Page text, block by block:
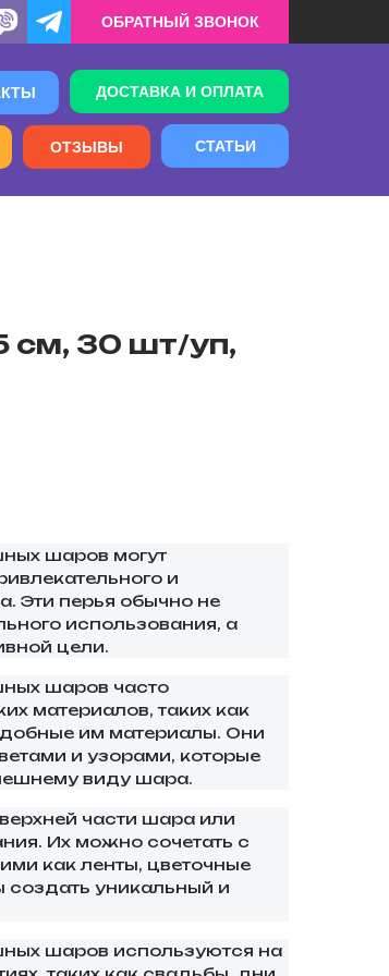
ОБРАТНЫЙ ЗВОНОК
ДОСТАВКА И ОПЛАТА
ОТЗЫВЫ СТАТЬИ
см, 30 шт/уп,
шаров могут
и
Эти перья обычно не
использования, а
цели.
шаров часто
материалов, таких как
им материалы. Они
и узорами, которые
виду шара.
части шара или
Их можно сочетать с
как ленты, цветочные
создать уникальный и
шаров используются на